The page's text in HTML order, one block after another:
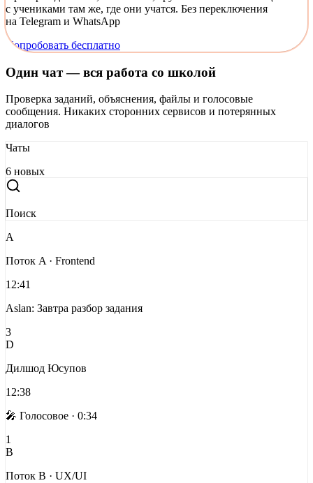
с учениками там же, где они учатся. Без переключения
на Telegram и WhatsApp
Попробовать бесплатно
Один чат — вся работа со школой
Проверка заданий, объяснения, файлы и голосовые
сообщения. Никаких сторонних сервисов и потерянных
диалогов
Чаты
6 новых
Поиск
A
Поток A · Frontend
12:41
Aslan: Завтра разбор задания
3
D
Дилшод Юсупов
12:38
🎤 Голосовое · 0:34
1
B
Поток B · UX/UI